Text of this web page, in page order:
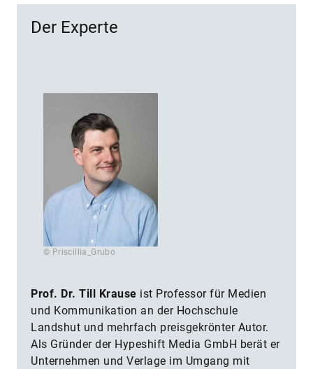
Der Experte
© Priscillia_Grubo
Prof. Dr. Till Krause ist Professor für Medien
und Kommunikation an der Hochschule
Landshut und mehrfach preisgekrönter Autor.
Als Gründer der Hypeshift Media GmbH berät er
Unternehmen und Verlage im Umgang mit